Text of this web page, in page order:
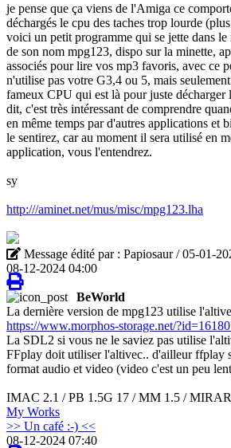
je pense que ça viens de l'Amiga ce
déchargés le cpu des taches trop lourde
voici un petit programme qui se jette dans le
de son nom mpg123, dispo sur la minette,
associés pour lire vos mp3 favoris, avec ce
n'utilise pas votre G3,4 ou 5, mais
fameux CPU qui est là pour juste
dit, c'est très intéressant de comprendre
en même temps par d'autres applications et
le sentirez, car au moment il sera utilisé en
application, vous l'entendrez.
sy
http:///aminet.net/mus/misc/mpg123.lha
Message édité par : Papiosaur / 05-01-
08-12-2024 04:00
BeWorld
La dernière version de mpg123 utilise
https://www.morphos-storage.net/
La SDL2 si vous ne le saviez pas utilise
FFplay doit utiliser l'altivec.. d'ailleur ffplay
format audio et video (video c'est un peu
IMAC 2.1 / PB 1.5G 17 / MM 1.5 /
My Works
>> Un café :-) <<
08-12-2024 07:40